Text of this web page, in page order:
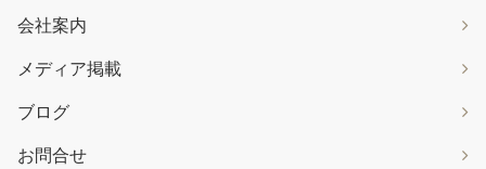
会社案内
メディア掲載
ブログ
お問合せ